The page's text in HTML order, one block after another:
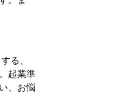
る、
起業準
、お悩